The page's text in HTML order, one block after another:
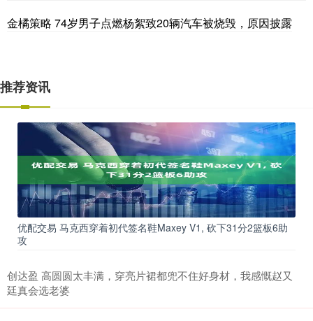
金橘策略 74岁男子点燃杨絮致20辆汽车被烧毁，原因披露
推荐资讯
优配交易 马克西穿着初代签名鞋Maxey V1, 砍下31分2篮板6助
攻
创达盈 高圆圆太丰满，穿亮片裙都兜不住好身材，我感慨赵又
廷真会选老婆